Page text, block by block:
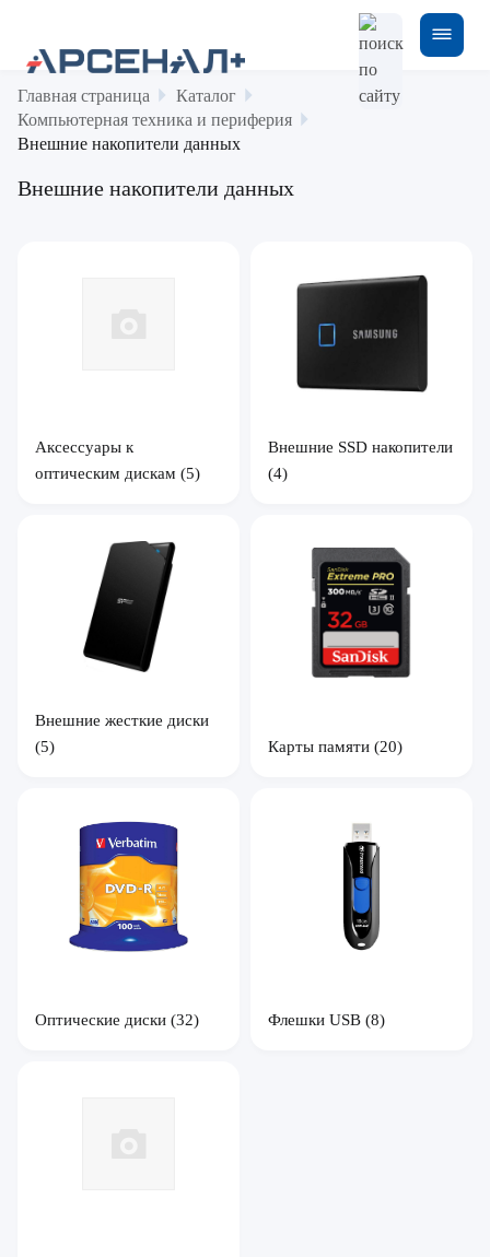
Главная страница
Каталог
Компьютерная техника и периферия
Внешние накопители данных
Внешние накопители данных
Аксессуары к
оптическим дискам (5)
Внешние SSD накопители
(4)
Внешние жесткие диски
(5)
Карты памяти (20)
Оптические диски (32) Флешки USB (8)